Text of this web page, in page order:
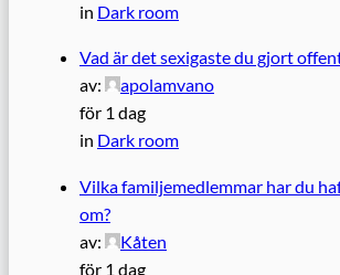
in Dark room
Vad är det sexigaste du gjort
av:
apolamvano
för 1 dag
in Dark room
Vilka familjemedlemmar har du
om?
av:
Kåten
för 1 dag